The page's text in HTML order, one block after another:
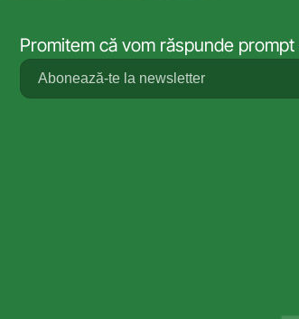
Promitem că vom răspunde